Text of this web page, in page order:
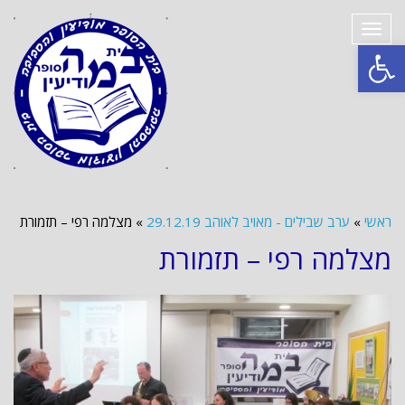
פתח סרגל נגישות
תפריט
ראשי » ערב שבילים - מאויב לאוהב 29.12.19 » מצלמה רפי – תזמורת
מצלמה רפי – תזמורת